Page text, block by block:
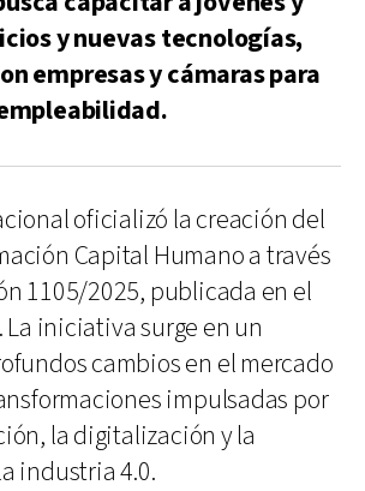
y nuevas tecnologías,
empresas y cámaras para
oficializó la creación del
Capital Humano a través
1105/2025, publicada en el
iniciativa surge en un
cambios en el mercado
impulsadas por
la digitalización y la
industria 4.0.